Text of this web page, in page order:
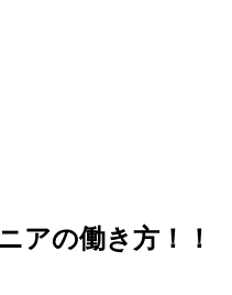
アの働き方！！